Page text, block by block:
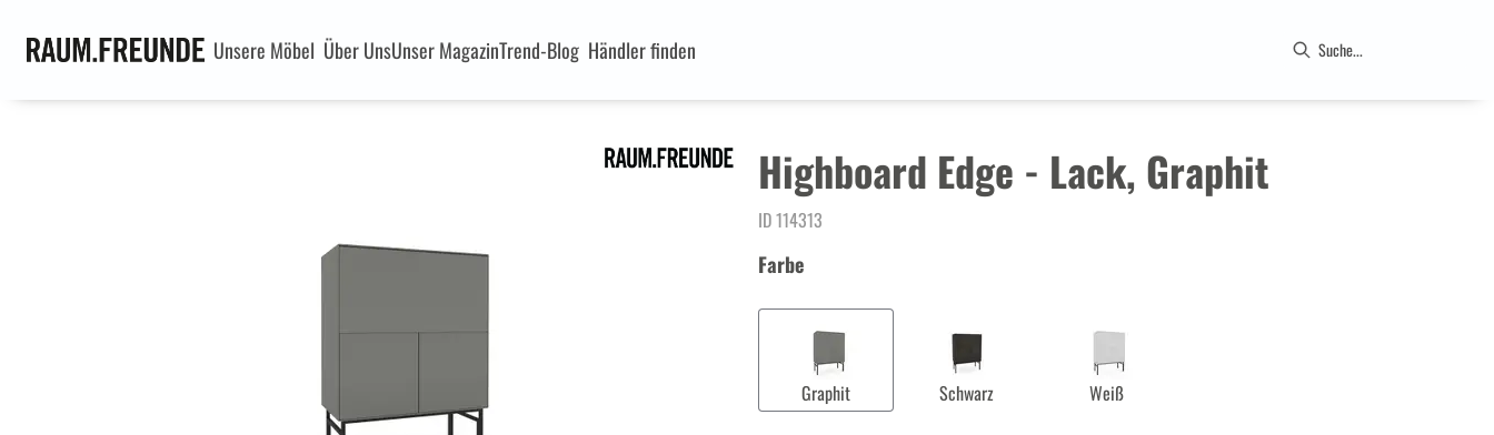
Unsere Möbel Über UnsUnser MagazinTrend-Blog Händler finden
Highboard Edge - Lack, Graphit
ID 114313
Farbe
Graphit Schwarz Weiß